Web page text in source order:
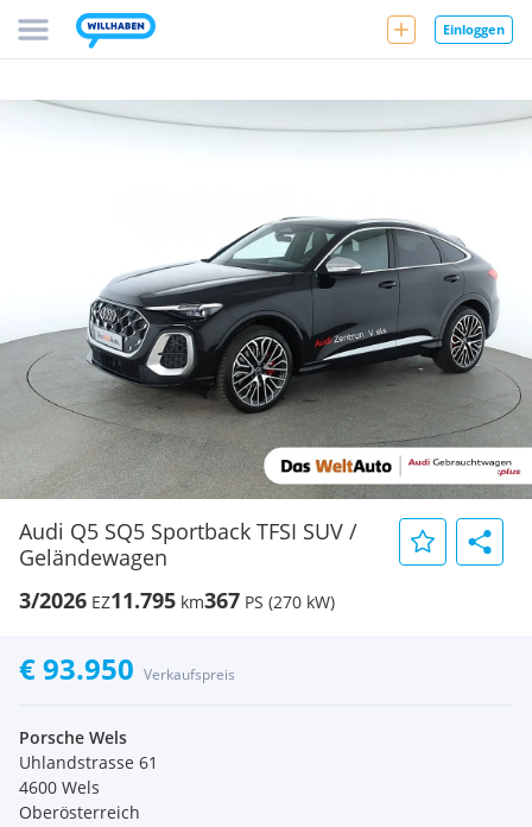
Einloggen
Audi Q5 SQ5 Sportback TFSI SUV /
Geländewagen
3/2026 EZ11.795 km367 PS (270 kW)
€ 93.950 Verkaufspreis
Porsche Wels
Uhlandstrasse 61
4600 Wels
Oberösterreich